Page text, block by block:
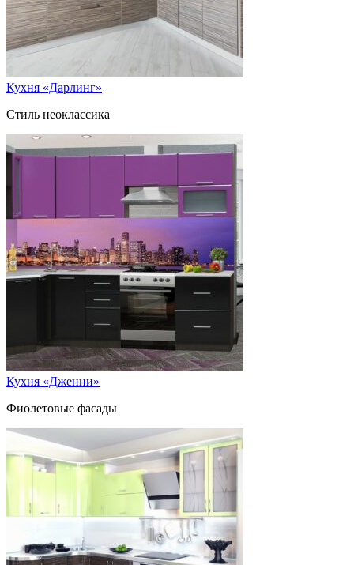
Кухня «Дарлинг»
Стиль неоклассика
Кухня «Дженни»
Фиолетовые фасады